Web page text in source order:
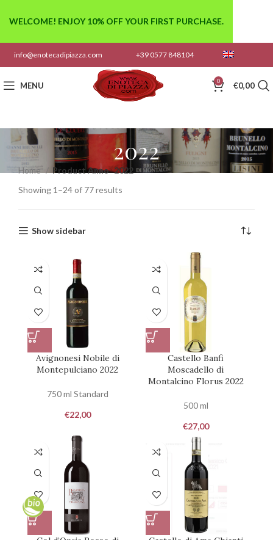
info@enotecadipiazza.com +39 0577 848104
MENU 0 €0,00
2022
Home Product Anno 2022
Showing 1–24 of 77 results
Show sidebar
Avignonesi Nobile di
Montepulciano 2022
750 ml Standard
€22,00
Castello Banfi
Moscadello di
Montalcino Florus 2022
500 ml
€27,00
WELCOME! ENJOY 10% OFF YOUR FIRST PURCHASE.